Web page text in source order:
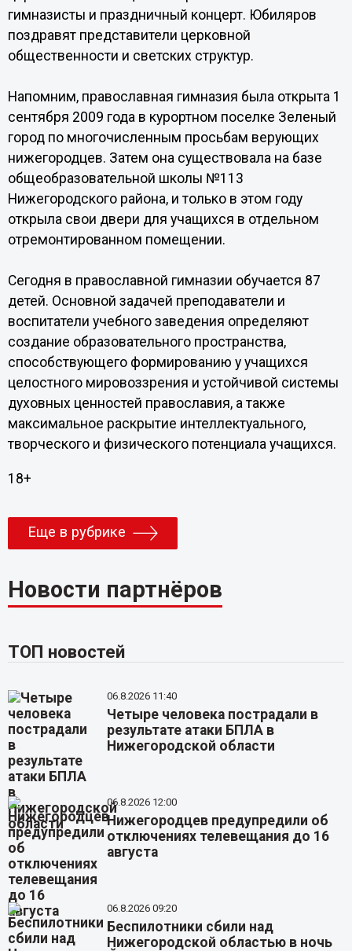
гимназисты и праздничный концерт. Юбиляров
поздравят представители церковной
общественности и светских структур.
Напомним, православная гимназия была открыта 1
сентября 2009 года в курортном поселке Зеленый
город по многочисленным просьбам верующих
нижегородцев. Затем она существовала на базе
общеобразовательной школы №113
Нижегородского района, и только в этом году
открыла свои двери для учащихся в отдельном
отремонтированном помещении.
Сегодня в православной гимназии обучается 87
детей. Основной задачей преподаватели и
воспитатели учебного заведения определяют
создание образовательного пространства,
способствующего формированию у учащихся
целостного мировоззрения и устойчивой системы
духовных ценностей православия, а также
максимальное раскрытие интеллектуального,
творческого и физического потенциала учащихся.
18+
Еще в рубрике
Новости партнёров
ТОП новостей
06.8.2026 11:40
Четыре человека пострадали в
результате атаки БПЛА в
Нижегородской области
06.8.2026 12:00
Нижегородцев предупредили об
отключениях телевещания до 16
августа
06.8.2026 09:20
Беспилотники сбили над
Нижегородской областью в ночь